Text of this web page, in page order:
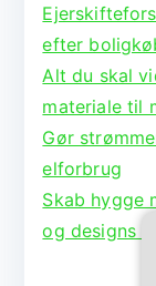
efter
Alt du skal
materiale til
Gør
elforbrug
Skab hygge
og designs